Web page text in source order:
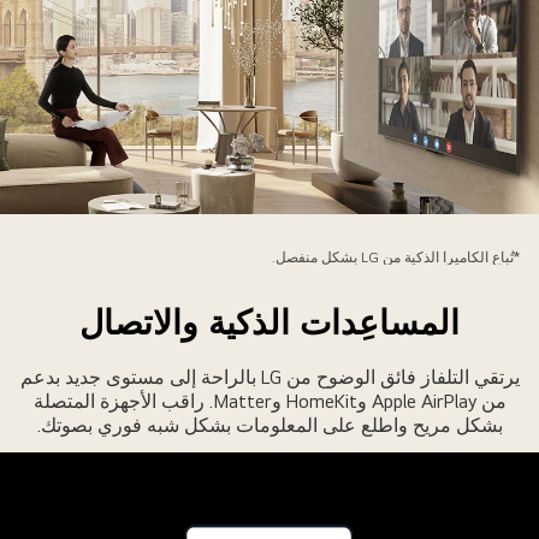
تجلس
ممسكة
كمبيوتر
محمول
وتشاهد
*تُباع الكاميرا الذكية من LG بشكل منفصل.
المساعِدات الذكية والاتصال
يرتقي التلفاز فائق الوضوح من LG بالراحة إلى مستوى جديد بدعم
من Apple AirPlay وHomeKit وMatter. راقب الأجهزة المتصلة
بشكل مريح واطلع على المعلومات بشكل شبه فوري بصوتك.